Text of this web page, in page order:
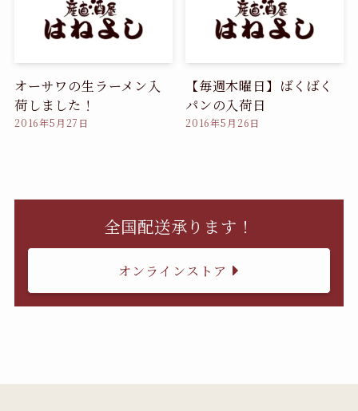
オーサワの生ラーメン入
荷しました！
2016年5月27日
【毎週木曜日】ばくばく
パンの入荷日
2016年5月26日
全国配送承ります！
オンラインストア